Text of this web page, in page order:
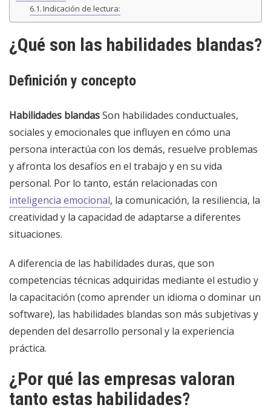
Indicación de lectura:
¿Qué son las habilidades blandas?
Definición y concepto
Habilidades blandasSon habilidades conductuales,
sociales y emocionales que influyen en cómo una
persona interactúa con los demás, resuelve problemas
y afronta los desafíos en el trabajo y en su vida
personal. Por lo tanto, están relacionadas con
inteligencia emocional, la comunicación, la resiliencia, la
creatividad y la capacidad de adaptarse a diferentes
situaciones.
A diferencia de las habilidades duras, que son
competencias técnicas adquiridas mediante el estudio y
la capacitación (como aprender un idioma o dominar un
software), las habilidades blandas son más subjetivas y
dependen del desarrollo personal y la experiencia
práctica.
¿Por qué las empresas valoran
tanto estas habilidades?